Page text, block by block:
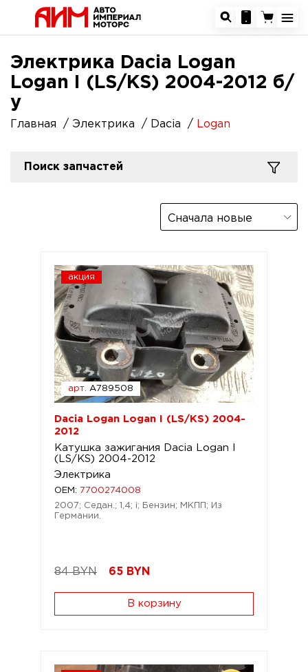
Электрика Dacia Logan
Logan I (LS/KS) 2004-2012 б/
у
Главная Электрика Dacia Logan
Поиск запчастей
Сначала новые
акция
арт. A789508
Dacia Logan Logan I (LS/KS) 2004-
2012
Катушка зажигания Dacia Logan I
(LS/KS) 2004-2012
Электрика
OEM:
7700274008
2007; Седан.; 1,4; i; Бензин; МКПП; Из
Германии.
84 BYN 65 BYN
В корзину